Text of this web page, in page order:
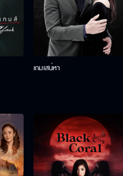
เกมเสน่หา